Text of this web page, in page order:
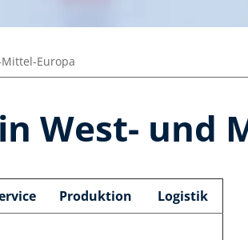
Europa
West- und
Produktion
Logistik